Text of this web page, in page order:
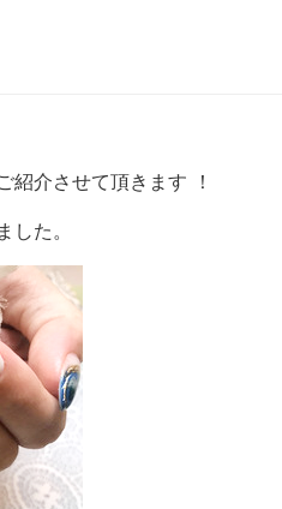
紹介させて頂きます ！
た。